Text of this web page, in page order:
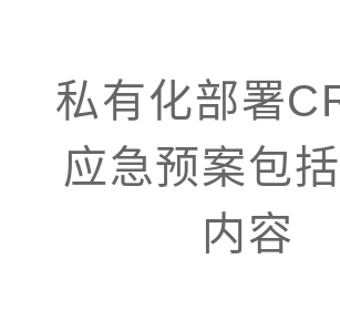
私有化部署
应急预案包
内容